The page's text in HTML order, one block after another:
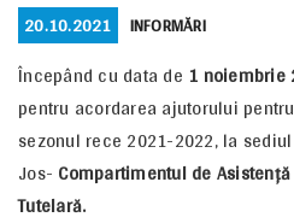
POSTED
ON
20.10.2021 CATEGORIES
INFORMĂRI
Începând cu data de 1 noiembrie
pentru acordarea ajutorului
sezonul rece 2021-2022, la
Jos- Compartimentul de
Tutelară.